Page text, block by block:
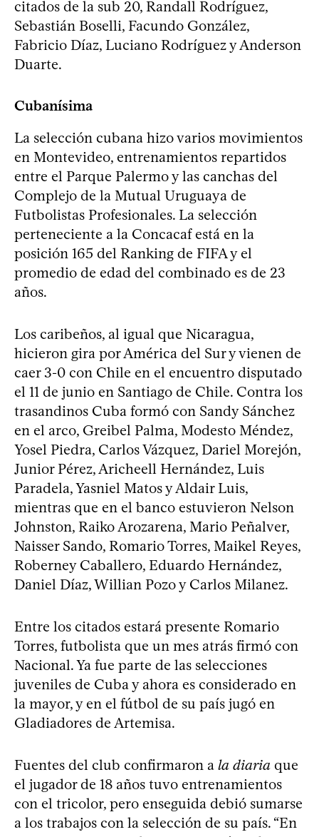
citados de la sub 20, Randall Rodríguez,
Sebastián Boselli, Facundo González,
Fabricio Díaz, Luciano Rodríguez y Anderson
Duarte.
Cubanísima
La selección cubana hizo varios movimientos
en Montevideo, entrenamientos repartidos
entre el Parque Palermo y las canchas del
Complejo de la Mutual Uruguaya de
Futbolistas Profesionales. La selección
perteneciente a la Concacaf está en la
posición 165 del Ranking de FIFA y el
promedio de edad del combinado es de 23
años.
Los caribeños, al igual que Nicaragua,
hicieron gira por América del Sur y vienen de
caer 3-0 con Chile en el encuentro disputado
el 11 de junio en Santiago de Chile. Contra los
trasandinos Cuba formó con Sandy Sánchez
en el arco, Greibel Palma, Modesto Méndez,
Yosel Piedra, Carlos Vázquez, Dariel Morejón,
Junior Pérez, Aricheell Hernández, Luis
Paradela, Yasniel Matos y Aldair Luis,
mientras que en el banco estuvieron Nelson
Johnston, Raiko Arozarena, Mario Peñalver,
Naisser Sando, Romario Torres, Maikel Reyes,
Roberney Caballero, Eduardo Hernández,
Daniel Díaz, Willian Pozo y Carlos Milanez.
Entre los citados estará presente Romario
Torres, futbolista que un mes atrás firmó con
Nacional. Ya fue parte de las selecciones
juveniles de Cuba y ahora es considerado en
la mayor, y en el fútbol de su país jugó en
Gladiadores de Artemisa.
Fuentes del club confirmaron a la diaria que
el jugador de 18 años tuvo entrenamientos
con el tricolor, pero enseguida debió sumarse
a los trabajos con la selección de su país. “En